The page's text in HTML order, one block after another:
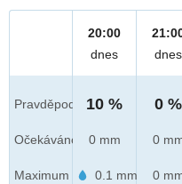
Pravděpod.
Očekáváno
Maximum
20:00
dnes
10 %
0 mm
0.1 mm
dnes
0 %
0
0